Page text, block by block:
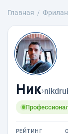
Главная
Ник›
РЕЙТИНГ